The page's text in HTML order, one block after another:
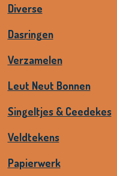
Diverse
Dasringen
Verzamelen
Leut Neut Bonnen
Singeltjes & Ceedekes
Veldtekens
Papierwerk